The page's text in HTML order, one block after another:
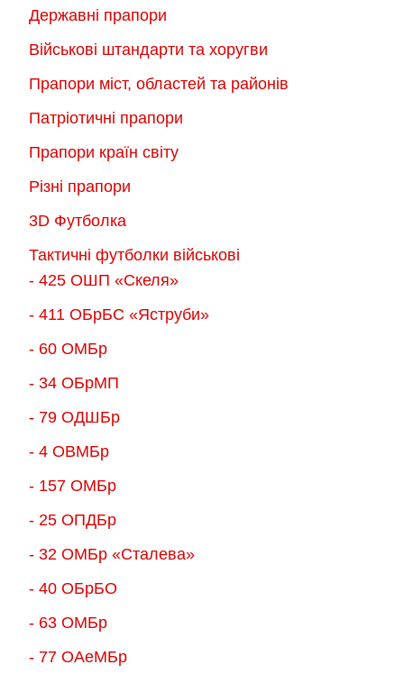
вибрати
на
товару
Державні прапори
Військові штандарти та хоругви
Прапори міст, областей та районів
Патріотичні прапори
Прапори країн світу
Різні прапори
3D Футболка
Тактичні футболки військові
- 425 ОШП «Скеля»
- 411 ОБрБС «Яструби»
- 60 ОМБр
- 34 ОБрМП
- 79 ОДШБр
- 4 ОВМБр
- 157 ОМБр
- 25 ОПДБр
- 32 ОМБр «Сталева»
- 40 ОБрБО
- 63 ОМБр
- 77 ОАеМБр